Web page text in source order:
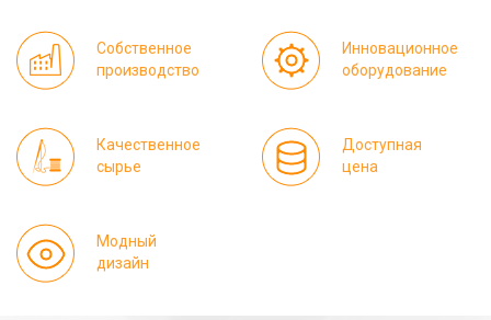
Собственное
производство
Инновационное
оборудование
Качественное
сырье
Доступная
цена
Модный
дизайн